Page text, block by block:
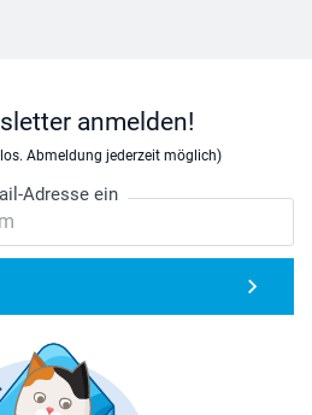
anmelden!
Abmeldung jederzeit möglich)
Adresse ein